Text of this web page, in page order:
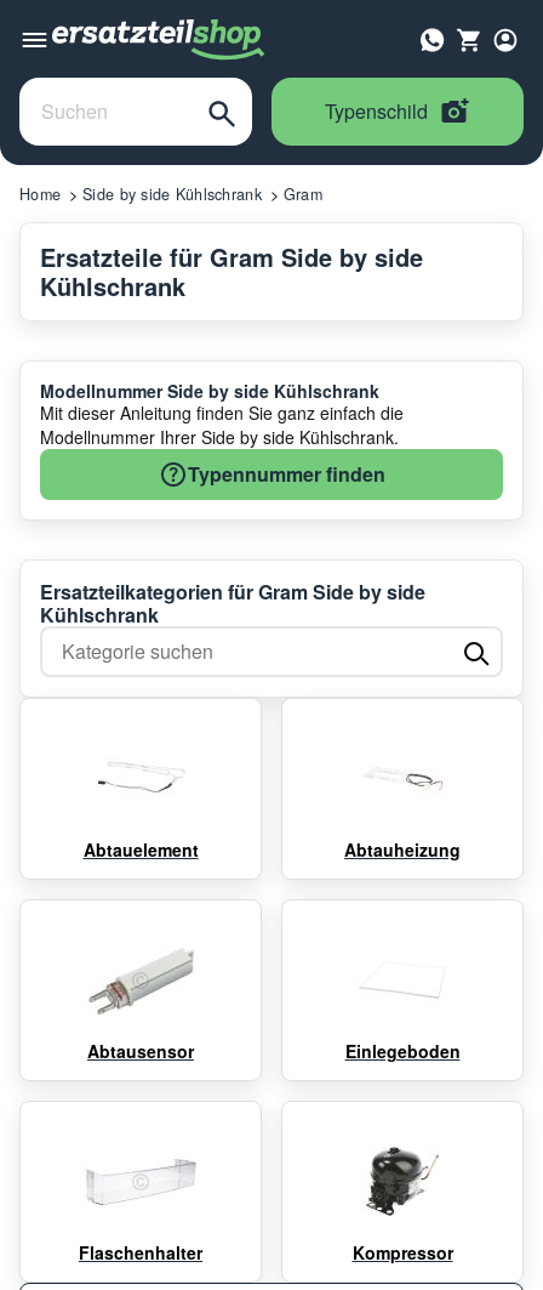
Typenschild
Home Side by side Kühlschrank Gram
Ersatzteile für Gram Side by side
Kühlschrank
Modellnummer Side by side Kühlschrank
Mit dieser Anleitung finden Sie ganz einfach die
Modellnummer Ihrer Side by side Kühlschrank.
Typennummer finden
Ersatzteilkategorien für Gram Side by side
Kühlschrank
Kategorie suchen
Abtauelement Abtauheizung
Abtausensor Einlegeboden
Flaschenhalter Kompressor